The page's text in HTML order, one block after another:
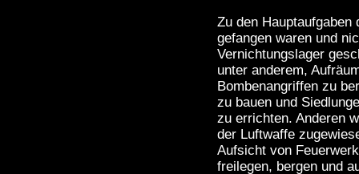
Zu den
gefangen waren und
Vernichtungslager
unter anderem,
Bombenangriffen zu
zu bauen und
zu errichten. Anderen
der Luftwaffe
Aufsicht von
freilegen, bergen und